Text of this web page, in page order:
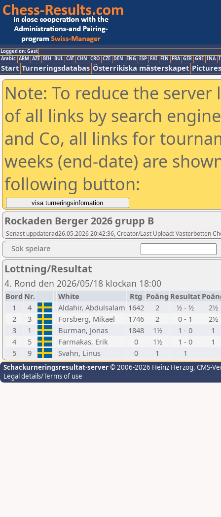
Logged on: Gast
Arabic ARM AZE BIH BUL CAT CHN CRO CZE DEN ENG ESP FAI FIN FRA GER GRE INA
Start Turneringsdatabas Österrikiska mästerskapet Pictures
Note: To reduce the
of all links by search
and Co, all links for
weeks (end-date) are
following button:
Rockaden Berger 2026 grupp B
Senast uppdaterad26.05.2026 20:42:36, Creator/Last Upload: Vasterbotten
Sök spelare
Lottning/Resultat
4. Rond den 2026/05/18 klockan 18:00
Bord Nr. White Rtg Poäng Resultat
1
4 Aldahir, Abdulsalam 1642 2 ½ - ½
2½
2
3 Forsberg, Mikael 1746 2 0 - 1
2½
3
1 Burman, Jonas 1848 1½ 1 - 0
1
4
5 Farmakas, Erik 0 1½ 1 - 0
1
5
9 Svahn, Linus 0 1 1
Schackurneringsresultat-server© 2006-2026 Heinz Herzog, CMS-
Legal details/Terms of use